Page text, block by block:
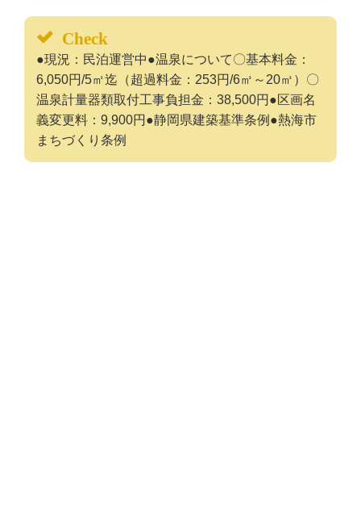
Check
●現況：民泊運営中●温泉について〇基本料金：
6,050円/5㎡迄（超過料金：253円/6㎥～20㎥）〇
温泉計量器類取付工事負担金：38,500円●区画名
義変更料：9,900円●静岡県建築基準条例●熱海市
まちづくり条例